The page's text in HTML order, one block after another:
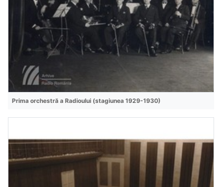
Prima orchestră a Radioului (stagiunea 1929-1930)